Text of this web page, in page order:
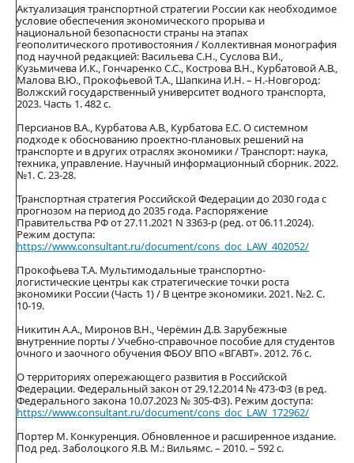
Актуализация транспортной стратегии России как необходимое
условие обеспечения экономического прорыва и
национальной безопасности страны на этапах
геополитического противостояния / Коллективная монография
под научной редакцией: Васильева С.Н., Суслова В.И.,
Кузьмичева И.К., Гончаренко С.С., Кострова В.Н., Курбатовой А.В.,
Малова В.Ю., Прокофьевой Т.А., Шапкина И.Н. – Н.-Новгород:
Волжский государственный университет водного транспорта,
2023. Часть 1. 482 с.
Персианов В.А., Курбатова А.В., Курбатова Е.С. О системном
подходе к обоснованию проектно-плановых решений на
транспорте и в других отраслях экономики / Транспорт: наука,
техника, управление. Научный информационный сборник. 2022.
№1. С. 23-28.
Транспортная стратегия Российской Федерации до 2030 года с
прогнозом на период до 2035 года. Распоряжение
Правительства РФ от 27.11.2021 N 3363-р (ред. от 06.11.2024).
Режим доступа:
https://www.consultant.ru/document/cons_doc_LAW_402052/
Прокофьева Т.А. Мультимодальные транспортно-
логистические центры как стратегические точки роста
экономики России (Часть 1) / В центре экономики. 2021. №2. С.
10-19.
Никитин А.А., Миронов В.Н., Черёмин Д.В. Зарубежные
внутренние порты / Учебно-справочное пособие для студентов
очного и заочного обучения ФБОУ ВПО «ВГАВТ». 2012. 76 с.
О территориях опережающего развития в Российской
Федерации. Федеральный закон от 29.12.2014 № 473-ФЗ (в ред.
Федерального закона 10.07.2023 № 305-ФЗ). Режим доступа:
https://www.consultant.ru/document/cons_doc_LAW_172962/
Портер М. Конкуренция. Обновленное и расширенное издание.
Под ред. Заболоцкого Я.В. М.: Вильямс. – 2010. – 592 с.